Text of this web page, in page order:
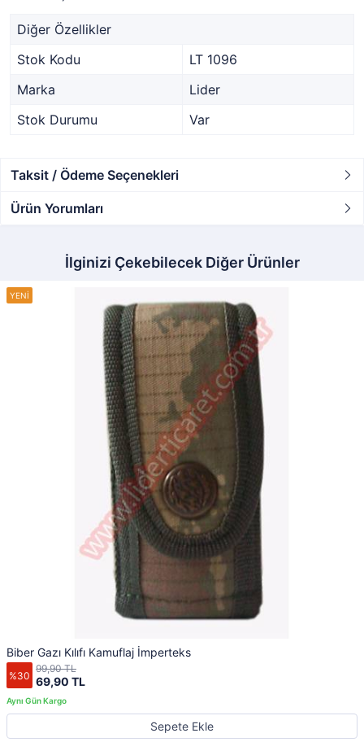
Diğer Özellikler
Stok Kodu
LT 1096
Marka
Lider
Stok Durumu
Var
Taksit / Ödeme Seçenekleri
Ürün Yorumları
İlginizi Çekebilecek Diğer Ürünler
Biber Gazı Kılıfı Kamuflaj İmperteks
%30 69,90 TL
99,90 TL
Sepete Ekle